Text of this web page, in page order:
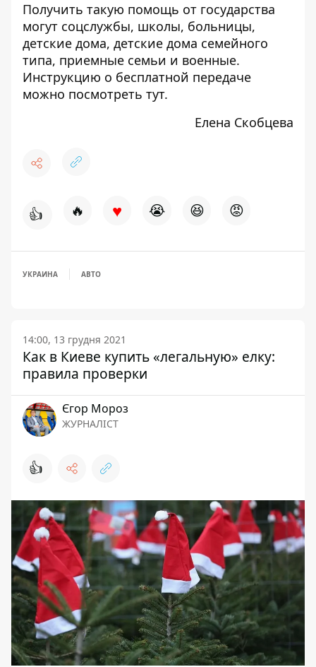
Получить такую помощь от государства
могут соцслужбы, школы, больницы,
детские дома, детские дома семейного
типа, приемные семьи и военные.
Инструкцию о бесплатной передаче
можно посмотреть тут.
Елена Скобцева
👍 🔥 ♥ 😭 😆 😡
УКРАИНА АВТО
14:00, 13 грудня 2021
Как в Киеве купить «легальную» елку:
правила проверки
Єгор Мороз
ЖУРНАЛІСТ
👍